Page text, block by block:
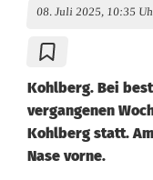
08. Juli 2025, 10:35
Kohlberg. Bei
vergangenen
Kohlberg statt.
Nase vorne.